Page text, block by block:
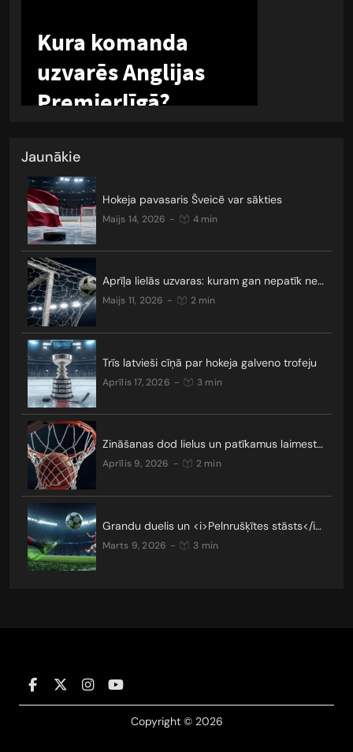
Jaunākie
Hokeja pavasaris Šveicē var sākties
maijs 14, 2026 - 4 min
Aprīļa lielās uzvaras: kuram gan nepatīk neizšķirti?
maijs 11, 2026 - 2 min
Trīs latvieši cīņā par hokeja galveno trofeju
aprīlis 17, 2026 - 3 min
Zināšanas dod lielus un patīkamus laimestus
aprīlis 9, 2026 - 2 min
Grandu duelis un <i>Pelnrušķītes stāsts</i>: kādus pārsteigumus nesīs Čempionu līgas TOP 16?
marts 9, 2026 - 3 min
Copyright © 2026